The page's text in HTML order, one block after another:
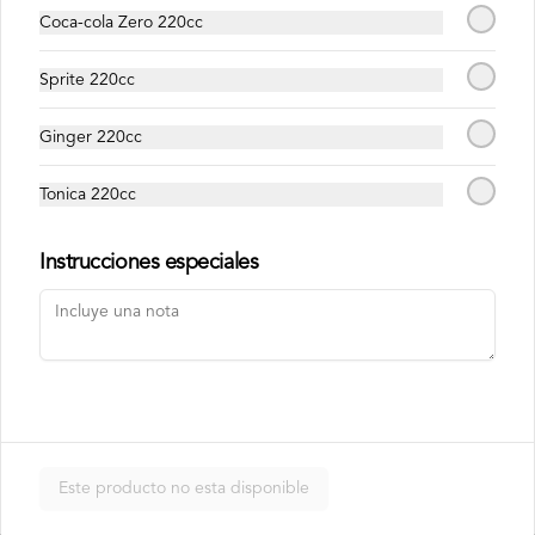
Roll relleno de Pollo apanado , queso
crema, cebollín, almendras triturada, sin
Nori Champ Roll
$7.900
Coca-cola Zero 220cc
Sprite 220cc
Ginger 220cc
Tonica 220cc
Instrucciones especiales
Este producto no esta disponible